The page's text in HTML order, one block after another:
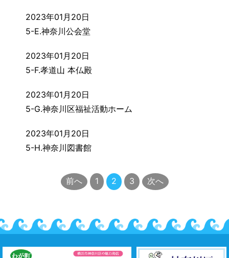
2023年01月20日
5-E.神奈川公会堂
2023年01月20日
5-F.孝道山 本仏殿
2023年01月20日
5-G.神奈川区福祉活動ホーム
2023年01月20日
5-H.神奈川図書館
前へ 1 2 3 次へ